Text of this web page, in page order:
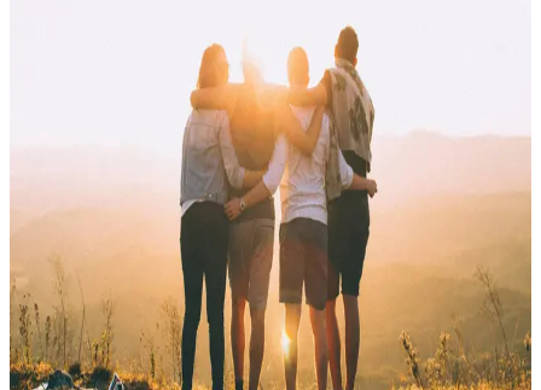
Программа посвящена изучению основных направлений
практической работы педагога-психолога по диагностике,
консультировании, коррекции, реабилитации и
восстановительного обучения и воспитания детей и взрослых
с ментальными нарушениями (интеллектуальными и/или
психическими расстройствами, психологическими и
коммуникативными особенностями, сложными сенсорными и
тяжелыми множественными нарушениями развития)
612 часов
02.02.2027
очный с частичным применением дистанционных
технологий